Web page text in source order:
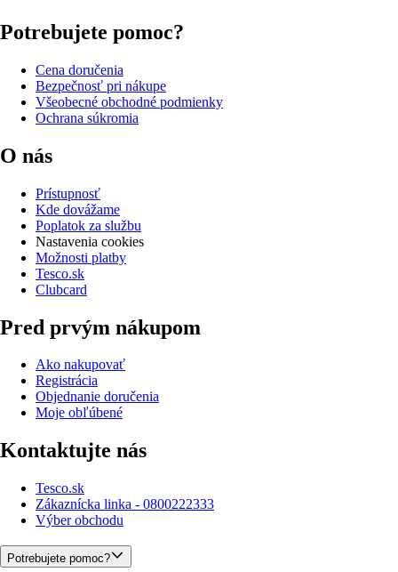
Potrebujete pomoc?
Cena doručenia
Bezpečnosť pri nákupe
Všeobecné obchodné podmienky
Ochrana súkromia
O nás
Prístupnosť
Kde dovážame
Poplatok za službu
Nastavenia cookies
Možnosti platby
Tesco.sk
Clubcard
Pred prvým nákupom
Ako nakupovať
Registrácia
Objednanie doručenia
Moje obľúbené
Kontaktujte nás
Tesco.sk
Zákaznícka linka - 0800222333
Výber obchodu
Potrebujete pomoc?